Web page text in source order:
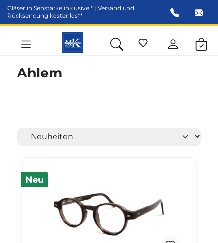
springen
Gläser in Sehstärke inklusive * | Versand und
Rücksendung kostenlos**
Ahlem
Neu